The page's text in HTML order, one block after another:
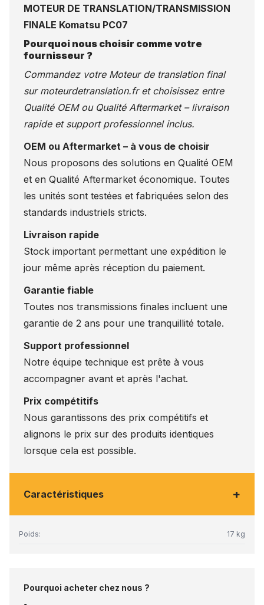
MOTEUR DE TRANSLATION/TRANSMISSION
FINALE Komatsu PC07
Pourquoi nous choisir comme votre
fournisseur ?
Commandez votre Moteur de translation final
sur moteurdetranslation.fret choisissez entre
Qualité OEM ou Qualité Aftermarket – livraison
rapide et support professionnel inclus.
OEM ou Aftermarket – à vous de choisir
Nous proposons des solutions en Qualité OEM
et en Qualité Aftermarket économique. Toutes
les unités sont testées et fabriquées selon des
standards industriels stricts.
Livraison rapide
Stock important permettant une expédition le
jour même après réception du paiement.
Garantie fiable
Toutes nos transmissions finales incluent une
garantie de 2 ans pour une tranquillité totale.
Support professionnel
Notre équipe technique est prête à vous
accompagner avant et après l'achat.
Prix compétitifs
Nous garantissons des prix compétitifs et
alignons le prix sur des produits identiques
lorsque cela est possible.
Caractéristiques +
Poids: 17 kg
Pourquoi acheter chez nous ?